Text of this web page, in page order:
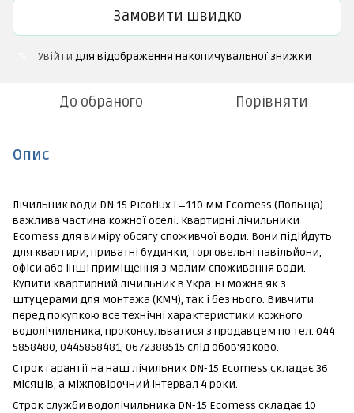
Замовити швидко
Увійти для відображення накопичувальної знижки
До обраного Порівняти
Опис
Лічильник води DN 15 Picoflux L=110 мм Ecomess (Польща) —
важлива частина кожної оселі. Квартирні лічильники
Ecomess для виміру обсягу споживчої води. Вони підійдуть
для квартири, приватні будинки, торговельні павільйони,
офіси або інші приміщення з малим споживання води.
Купити квартирний лічильник в Україні можна як з
штуцерами для монтажа (КМЧ), так і без нього. Вивчити
перед покупкою все технічні характеристики кожного
водолічильника, проконсульватися з продавцем по тел. 044
5858480, 0445858481, 0672388515 слід обов'язково.
Строк гарантії на наш лічильник DN-15 Ecomess складає 36
місяців, а міжповірочний інтервал 4 роки.
Строк служби водолічильника DN-15 Ecomess складає 10